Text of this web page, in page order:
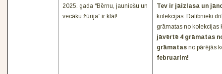
2025. gada “Bērnu, jauniešu un
vecāku žūrija” ir klāt!
Tev ir jāizlasa un
kolekcijas. Dalībnieki
grāmatas no kolekcijas
jāvērtē 4 grāmatas
grāmatas no pārējās
februārim!